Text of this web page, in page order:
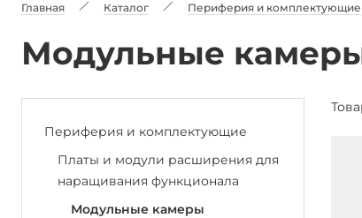
Главная Каталог Периферия и комплектующие
Модульные
Периферия и комплектующие
Платы и модули расширения для
наращивания функционала
Модульные камеры